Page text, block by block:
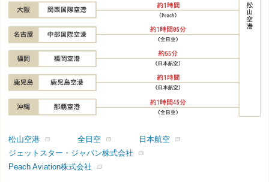
松山空港 全日空
日本航空
ジェットスター・ジャパン株式会社
Peach Aviation株式会社